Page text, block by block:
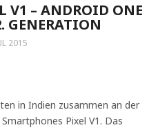
V1 – ANDROID ONE
GENERATION
2015
in Indien zusammen an der
Pixel V1. Das